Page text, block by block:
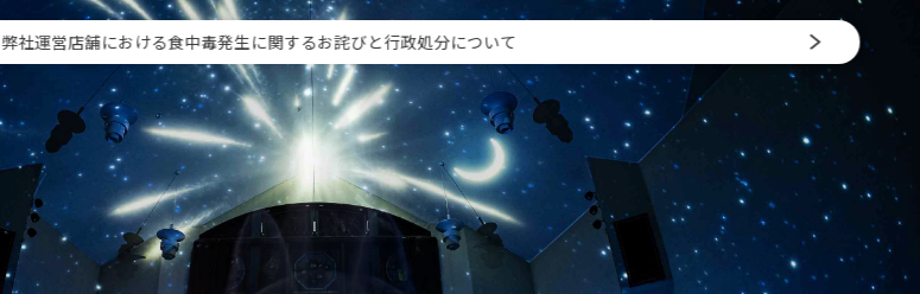
弊社運営店舗における食中毒発生に関するお詫びと行政処分について